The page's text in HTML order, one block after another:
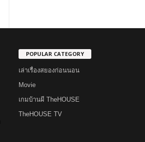
POPULAR CATEGORY
เล่าเรื่องสยองก่อนนอน
Movie
เกมบ้านผี TheHOUSE
TheHOUSE TV